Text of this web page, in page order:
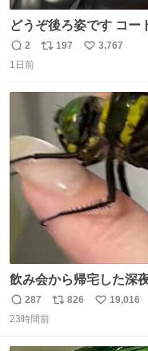
どうぞ後ろ姿です コ
返
信
2
リ
197
い
数
3,767
1日前
飲み会から帰宅した深
ったオニヤンマ様 まさ
思っておらず大興奮し
返
信
287
リ
826
い
19,016
23時間前